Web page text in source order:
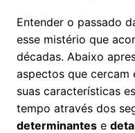
Entender o passado
esse mistério que
décadas. Abaixo
aspectos que cercam
suas características
tempo através dos
determinantes e